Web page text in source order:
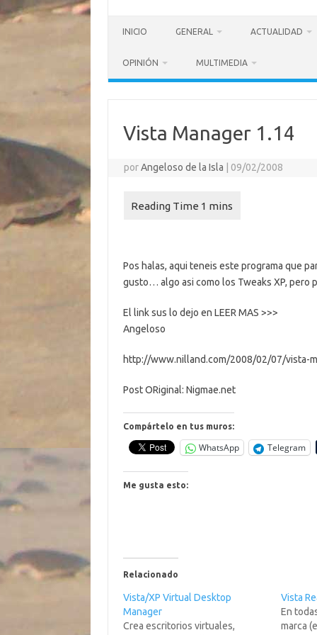
INICIO GENERAL ACTUALIDAD
OPINIÓN MULTIMEDIA
Vista Manager 1.14
porAngeloso de la Isla 09/02/2008
Pos halas, aqui teneis este programa que
gusto… algo asi como los Tweaks XP, pero
El link sus lo dejo en LEER MAS >>>
Angeloso
http://www.nilland.com/2008/02/07/vista-
Post ORiginal: Nigmae.net
Compártelo en tus muros:
WhatsApp Telegram
Me gusta esto:
Relacionado
Vista/XP Virtual Desktop
Manager
Crea escritorios virtuales,
Vista
En
marca